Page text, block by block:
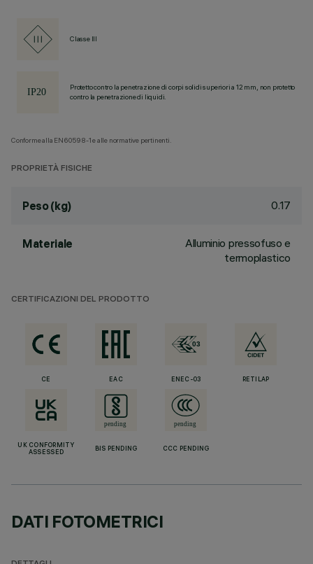
Classe III
Protetto contro la penetrazione di corpi solidi superiori a 12 mm, non protetto
contro la penetrazione di liquidi.
Conforme alla EN60598-1 e alle normative pertinenti.
PROPRIETÀ FISICHE
Peso (kg) 0.17
Materiale
Alluminio pressofuso e
termoplastico
CERTIFICAZIONI DEL PRODOTTO
CE EAC ENEC-03 RETILAP
UK CONFORMITY
ASSESSED
BIS PENDING CCC PENDING
DATI FOTOMETRICI